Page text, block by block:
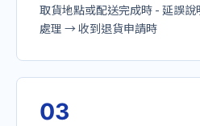
取貨地點或配送完成時 - 延誤
處理 → 收到退貨申請時
03